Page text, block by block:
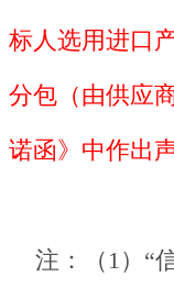
标人选用进口
分包（由供应
诺函》中作出
注：（1）“